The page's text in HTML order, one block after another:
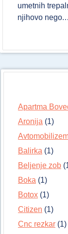
umetnih
njihovo
Apartma
Aronija (1)
Balirka (1)
Beljenje zob
Boka (1)
Botox (1)
Citizen (1)
Cnc rezkar (1)